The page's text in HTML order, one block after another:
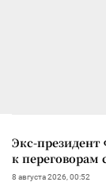
Экс-
к переговорам
8 августа 2026, 00:52